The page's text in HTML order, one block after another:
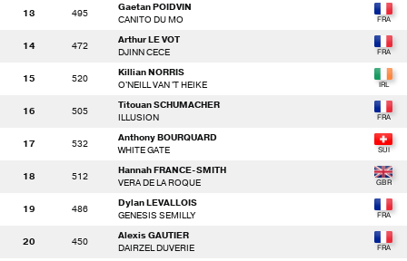
13 495
Gaetan POIDVIN
CANITO DU MO
14 472
Arthur LE VOT
DJINN CECE
15 520
Killian NORRIS
O'NEILL VAN 'T HEIKE
16 505
Titouan SCHUMACHER
ILLUSION
17 532
Anthony BOURQUARD
WHITE GATE
18 512
Hannah FRANCE-SMITH
VERA DE LA ROQUE
19 486
Dylan LEVALLOIS
GENESIS SEMILLY
20 450
Alexis GAUTIER
DAIRZEL DUVERIE